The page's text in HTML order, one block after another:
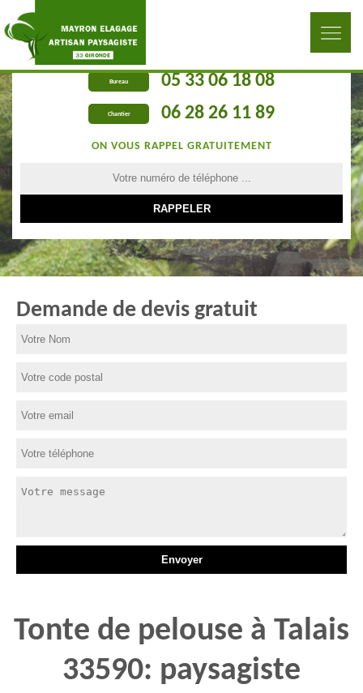
Bureau 05 33 06 18 08
Chantier 06 28 26 11 89
ON VOUS RAPPEL GRATUITEMENT
Demande de devis gratuit
Tonte de pelouse à Talais
33590: paysagiste